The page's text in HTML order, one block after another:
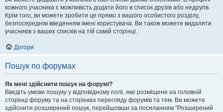
кожного учасника є можливість додати його в список друзів або недругів.
Крім того, ви можете зробити це прямо з вашого особистого розділу,
безпосереднім введенням імені користувача. Ви також можете видаляти
учасників з ваших списків на тій самій сторінці.
Догори
Пошук по форумах
Як мені здійснити пошук на форумі?
Введіть умови пошуку у відповідному полі, яке розміщене на головній
сторінці форуму та на сторінках перегляду форумів та тем. Ви можете
здійснити розширений пошук, перейшовши за посиланням "Розширений